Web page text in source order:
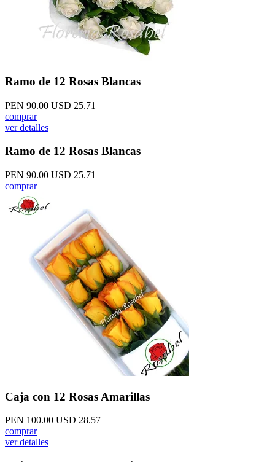
Ramo de 12 Rosas Blancas
PEN 90.00 USD 25.71
comprar
ver detalles
Ramo de 12 Rosas Blancas
PEN 90.00 USD 25.71
comprar
Caja con 12 Rosas Amarillas
PEN 100.00 USD 28.57
comprar
ver detalles